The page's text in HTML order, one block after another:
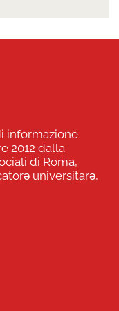
informazione
2012 dalla
di Roma,
universitarə,